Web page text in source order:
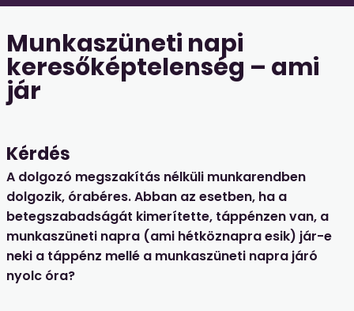
Munkaszüneti napi
keresőképtelenség – ami
jár
Kérdés
A dolgozó megszakítás nélküli munkarendben
dolgozik, órabéres. Abban az esetben, ha a
betegszabadságát kimerítette, táppénzen van, a
munkaszüneti napra (ami hétköznapra esik) jár-e
neki a táppénz mellé a munkaszüneti napra járó
nyolc óra?